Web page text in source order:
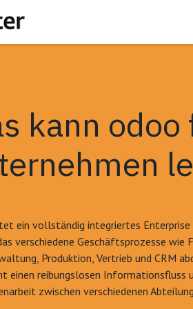
kann odoo
ein vollständig integriertes Enterprise
verschiedene Geschäftsprozesse wie
Produktion, Vertrieb und CRM
einen reibungslosen Informationsfluss
zwischen verschiedenen